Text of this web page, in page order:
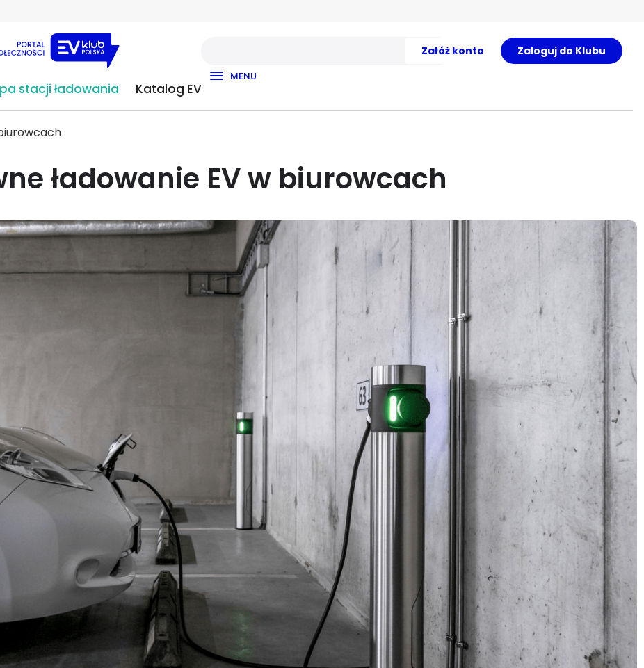
Załóż konto Zaloguj do Klubu
stacji ładowania Katalog EV
MENU
ładowanie EV w biurowcach